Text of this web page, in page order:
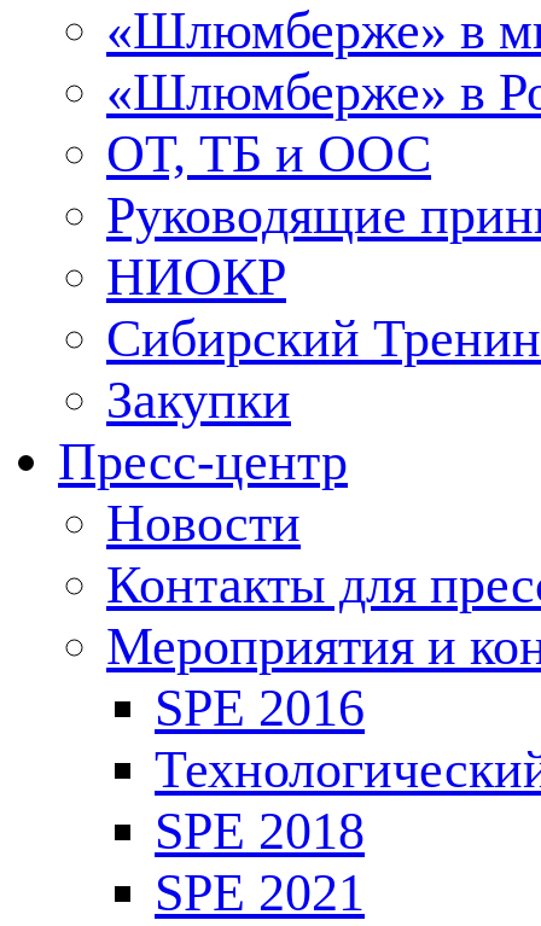
«Шлюмберже» в
«Шлюмберже» в
ОТ, ТБ и ООС
Руководящие
НИОКР
Сибирский
Закупки
Пресс-центр
Новости
Контакты для
Мероприятия и
SPE 2016
SPE 2018
SPE 2021